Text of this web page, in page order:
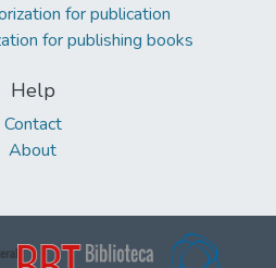
for publication
for publishing books
Help
Contact
About